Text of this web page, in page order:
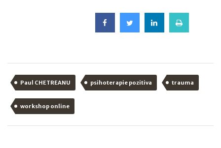
Paul CHETREANU psihoterapie pozitiva trauma
workshop online